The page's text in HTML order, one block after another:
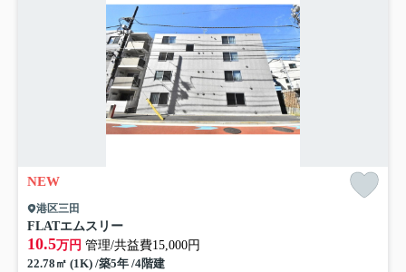
NEW
港区三田
FLATエムスリー
10.5万円 管理/共益費15,000円
22.78㎡ (1K) /築5年 /4階建